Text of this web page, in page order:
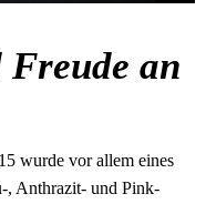
an
wurde vor allem eines
, Anthrazit- und Pink-